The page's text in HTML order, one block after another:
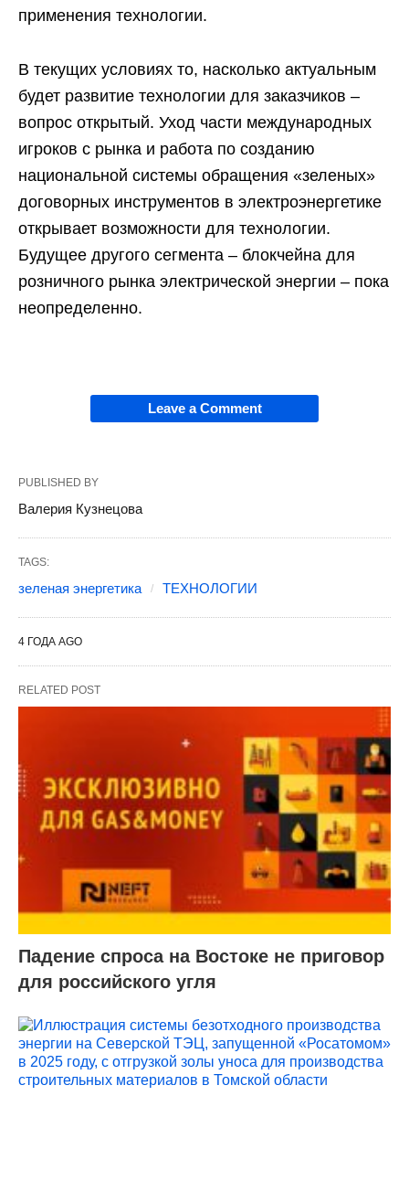
применения технологии.
В текущих условиях то, насколько актуальным
будет развитие технологии для заказчиков –
вопрос открытый. Уход части международных
игроков с рынка и работа по созданию
национальной системы обращения «зеленых»
договорных инструментов в электроэнергетике
открывает возможности для технологии.
Будущее другого сегмента – блокчейна для
розничного рынка электрической энергии – пока
неопределенно.
Leave a Comment
PUBLISHED BY
Валерия Кузнецова
TAGS:
зеленая энергетика ТЕХНОЛОГИИ
4 ГОДА AGO
RELATED POST
Падение спроса на Востоке не приговор
для российского угля